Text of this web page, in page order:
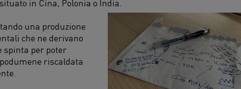
in Cina, Polonia o India.
una produzione
che ne derivano
spinta per poter
riscaldata